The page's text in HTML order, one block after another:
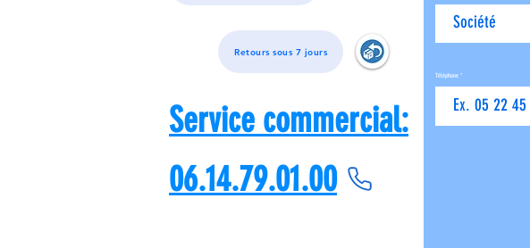
Retours sous 7 jours
Service commercial:
06.14.79.01.00
Téléphone